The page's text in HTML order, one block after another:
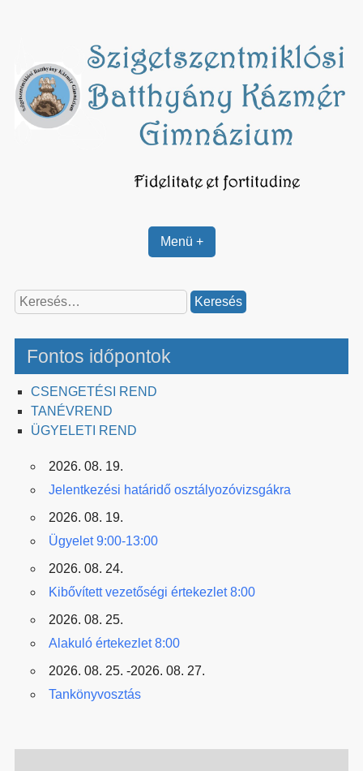
Menü +
Keresés:
Fontos időpontok
CSENGETÉSI REND
TANÉVREND
ÜGYELETI REND
2026. 08. 19.
Jelentkezési határidő osztályozóvizsgákra
2026. 08. 19.
Ügyelet 9:00-13:00
2026. 08. 24.
Kibővített vezetőségi értekezlet 8:00
2026. 08. 25.
Alakuló értekezlet 8:00
2026. 08. 25. -2026. 08. 27.
Tankönyvosztás